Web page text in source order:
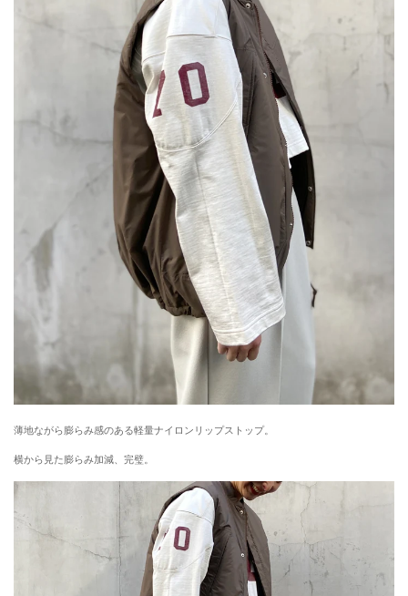
薄地ながら膨らみ感のある軽量ナイロンリップストップ。
横から見た膨らみ加減、完璧。